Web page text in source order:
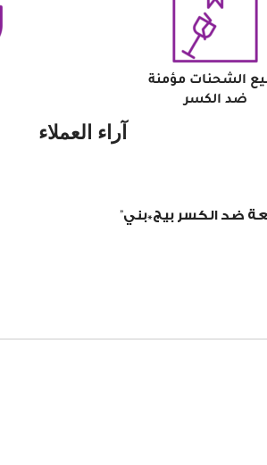
الشحنات مؤمنة
ضد الكسر
آراء العملاء